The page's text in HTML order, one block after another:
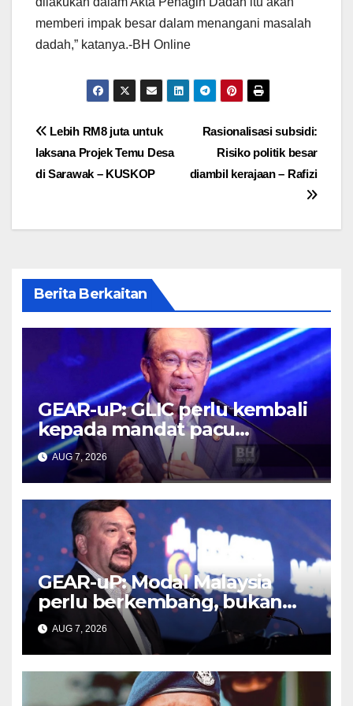
memberi impak besar dalam menangani masalah
dadah,” katanya.-BH Online
Post
navigation
Rasionalisasi subsidi:
Risiko politik besar
diambil kerajaan – Rafizi
Lebih RM8 juta untuk
laksana Projek Temu Desa
di Sarawak – KUSKOP
Berita Berkaitan
GEAR-uP: GLIC perlu kembali
kepada mandat pacu
pembangunan negara –
Anwar
AUG 7, 2026
GEAR-uP: Modal Malaysia
perlu berkembang, bukan
sekadar beredar – Amir
Hamzah
AUG 7, 2026